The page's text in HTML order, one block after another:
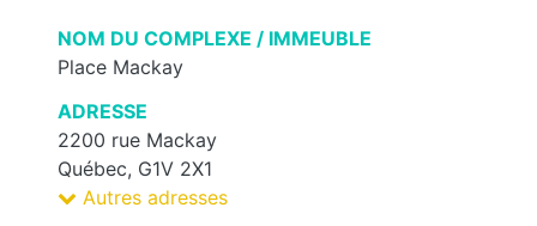
NOM DU COMPLEXE / IMMEUBLE
Place Mackay
ADRESSE
2200 rue Mackay
Québec, G1V 2X1
Autres adresses